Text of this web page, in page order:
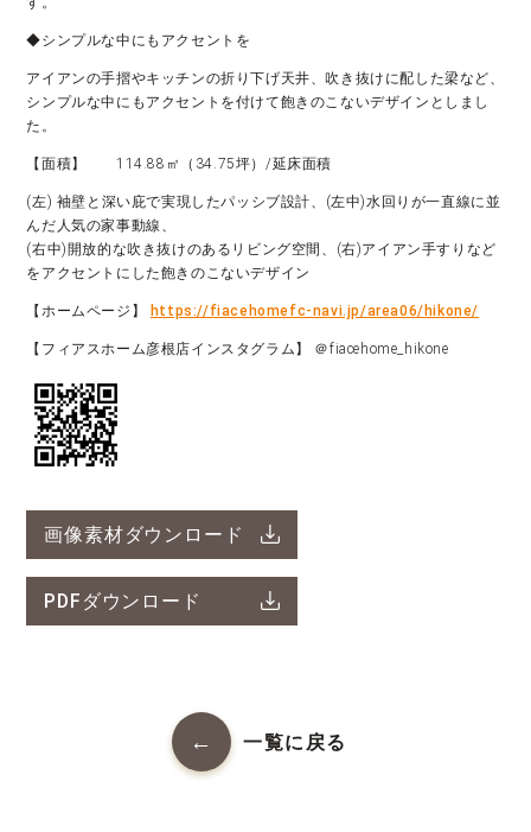
◆シンプルな中にもアクセントを
アイアンの手摺やキッチンの折り下げ天井、吹き抜けに配した梁など、
シンプルな中にもアクセントを付けて飽きのこないデザインとしまし
た。
【面積】 114.88㎡（34.75坪）/延床面積
(左) 袖壁と深い庇で実現したパッシブ設計、(左中)水回りが一直線に並
んだ人気の家事動線、
(右中)開放的な吹き抜けのあるリビング空間、(右)アイアン手すりなど
をアクセントにした飽きのこないデザイン
【ホームページ】 https://fiacehomefc-navi.jp/area06/hikone/
【フィアスホーム彦根店インスタグラム】 ＠fiacehome_hikone
画像素材ダウンロード
PDFダウンロード
一覧に戻る